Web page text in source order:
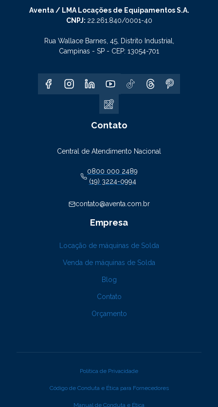
Aventa / LMA Locações de Equipamentos S.A.
CNPJ: 22.261.840/0001-40
Rua Wallace Barnes, 45, Distrito Industrial,
Campinas - SP - CEP: 13054-701
Contato
Central de Atendimento Nacional
0800 000 2489
(19) 3224-0994
contato@aventa.com.br
Empresa
Locação de máquinas de Solda
Venda de máquinas de Solda
Blog
Contato
Orçamento
Política de Privacidade
Código de Conduta e Ética para Fornecedores
Manual de Conduta e Ética